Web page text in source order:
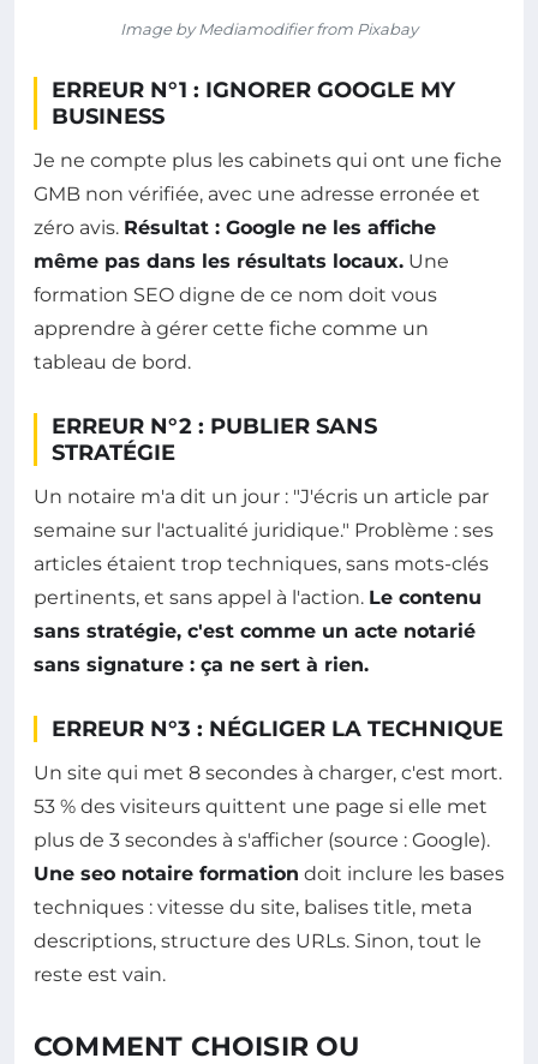
Image by Mediamodifier from Pixabay
ERREUR N°1 : IGNORER GOOGLE MY
BUSINESS
Je ne compte plus les cabinets qui ont une fiche
GMB non vérifiée, avec une adresse erronée et
zéro avis. Résultat : Google ne les affiche
même pas dans les résultats locaux. Une
formation SEO digne de ce nom doit vous
apprendre à gérer cette fiche comme un
tableau de bord.
ERREUR N°2 : PUBLIER SANS
STRATÉGIE
Un notaire m'a dit un jour : "J'écris un article par
semaine sur l'actualité juridique." Problème : ses
articles étaient trop techniques, sans mots-clés
pertinents, et sans appel à l'action. Le contenu
sans stratégie, c'est comme un acte notarié
sans signature : ça ne sert à rien.
ERREUR N°3 : NÉGLIGER LA TECHNIQUE
Un site qui met 8 secondes à charger, c'est mort.
53 % des visiteurs quittent une page si elle met
plus de 3 secondes à s'afficher (source : Google).
Une seo notaire formation doit inclure les bases
techniques : vitesse du site, balises title, meta
descriptions, structure des URLs. Sinon, tout le
reste est vain.
COMMENT CHOISIR OU